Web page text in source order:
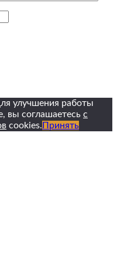
улучшения работы
вы соглашаетесь с
cookies. Принять